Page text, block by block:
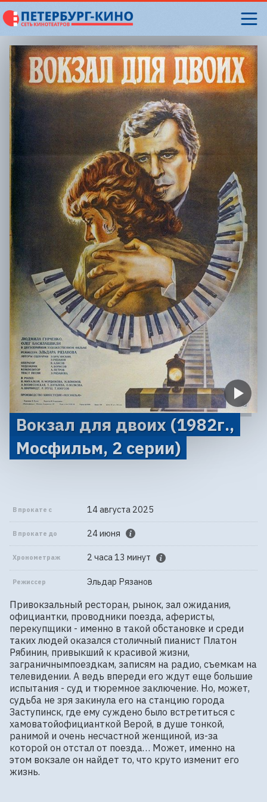
Вокзал для двоих (1982г.,
Мосфильм, 2 серии)
В прокате с 14 августа 2025
В прокате до 24 июня
Хронометраж 2 часа 13 минут
Режиссер Эльдар Рязанов
Привокзальный ресторан, рынок, зал ожидания,
официантки, проводники поезда, аферисты,
перекупщики - именно в такой обстановке и среди
таких людей оказался столичный пианист Платон
Рябинин, привыкший к красивой жизни,
заграничнымпоездкам, записям на радио, съемкам на
телевидении. А ведь впереди его ждут еще большие
испытания - суд и тюремное заключение. Но, может,
судьба не зря закинула его на станцию города
Заступинск, где ему суждено было встретиться с
хамоватойофицианткой Верой, в душе тонкой,
ранимой и очень несчастной женщиной, из-за
которой он отстал от поезда… Может, именно на
этом вокзале он найдет то, что круто изменит его
жизнь.